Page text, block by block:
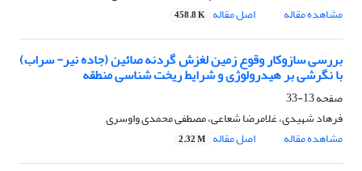
مشاهده مقاله
اصل مقاله 458.8 K
بررسی سازوکار وقوع زمین لغزش گردنه صائین (جاده نیر- سراب)
با نگرشی بر هیدرولوژی و شرایط ریخت شناسی منطقه
صفحه13-33
فرهاد شهیدی، غلامرضا شعاعی، مصطفی محمدی واوسری
مشاهده مقاله
اصل مقاله 2.32 M